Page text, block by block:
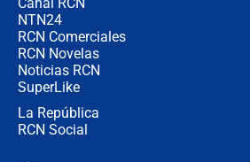
NTN24
RCN Comerciales
RCN Novelas
Noticias RCN
SuperLike
La República
RCN Social